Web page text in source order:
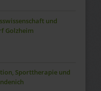
und
Golzheim
Sporttherapie und